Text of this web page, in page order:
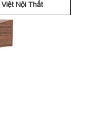
Việt Nội Thất